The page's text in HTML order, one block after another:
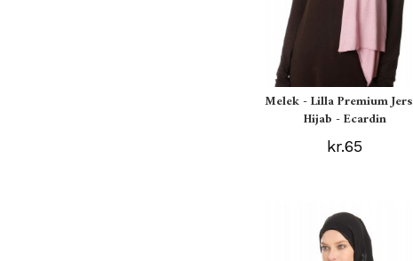
Melek - Lilla Premium
Hijab - Ecardin
kr.65